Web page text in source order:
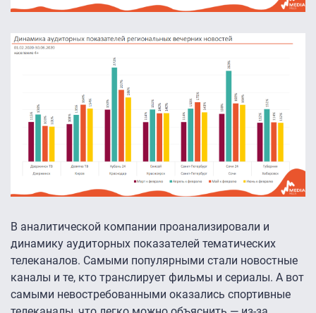
В аналитической компании проанализировали и
динамику аудиторных показателей тематических
телеканалов. Самыми популярными стали новостные
каналы и те, кто транслирует фильмы и сериалы. А вот
самыми невостребованными оказались спортивные